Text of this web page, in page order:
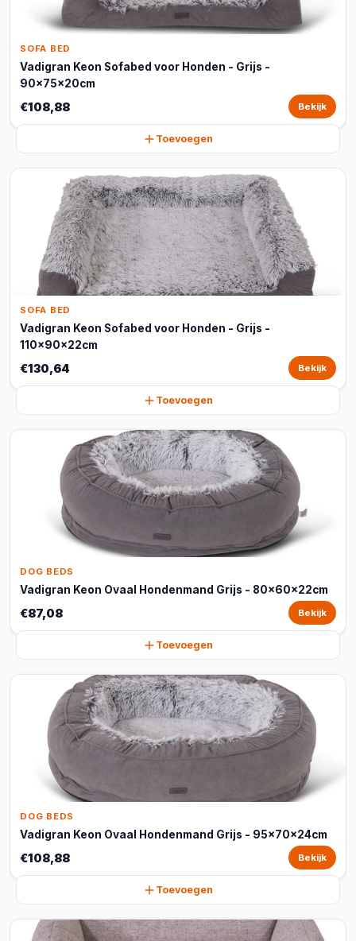
SOFA BED
Vadigran Keon Sofabed voor Honden - Grijs -
90x75x20cm
€108,88 Bekijk
Toevoegen
SOFA BED
Vadigran Keon Sofabed voor Honden - Grijs -
110x90x22cm
€130,64 Bekijk
Toevoegen
DOG BEDS
Vadigran Keon Ovaal Hondenmand Grijs - 80x60x22cm
€87,08 Bekijk
Toevoegen
DOG BEDS
Vadigran Keon Ovaal Hondenmand Grijs - 95x70x24cm
€108,88 Bekijk
Toevoegen